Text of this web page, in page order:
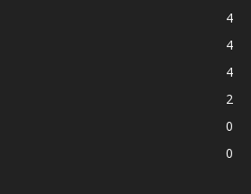
4
4
4
2
0
0